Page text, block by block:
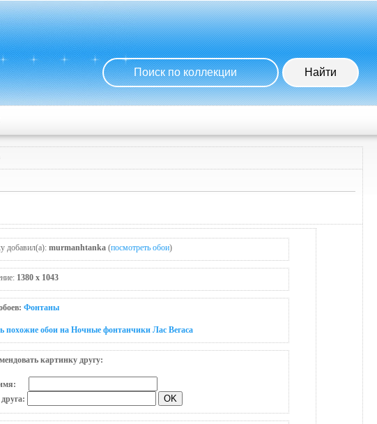
добавил(а): murmanhtanka (посмотреть обои)
1380 x 1043
Фонтаны
похожие обои на Ночные фонтанчики Лас Вегаса
картинку другу:
имя: